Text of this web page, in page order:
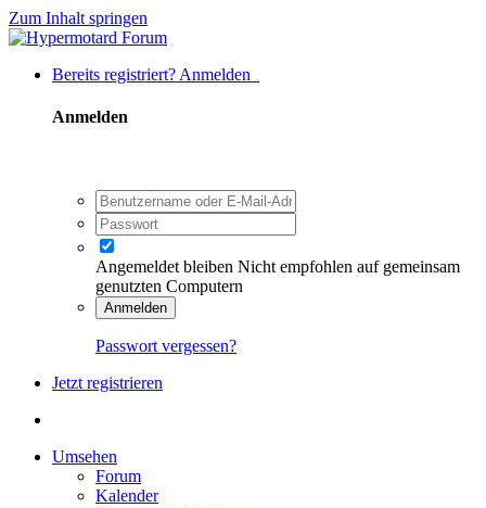
Zum Inhalt springen
Bereits registriert? Anmelden
Anmelden
Angemeldet bleiben Nicht empfohlen auf gemeinsam
genutzten Computern
Anmelden
Passwort vergessen?
Jetzt registrieren
Umsehen
Forum
Kalender